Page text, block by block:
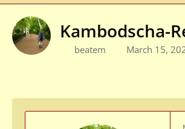
Kambodscha-
beatem March 15,